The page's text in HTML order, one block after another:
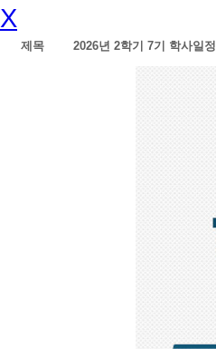
X
제목 2026년 2학기 7기 학사일정